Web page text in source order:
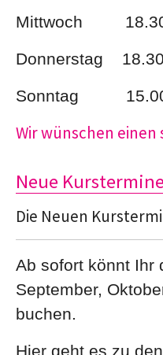
Mittwoch 18.30
Donnerstag
Sonntag 15.00
Wir wünschen
Neue
Die Neuen
Ab sofort könnt Ihr
September,
buchen.
Hier geht es zu